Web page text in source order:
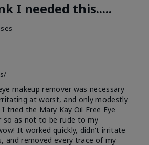
I needed this.....
makeup remover was necessary
at worst, and only modestly
tried the Mary Kay Oil Free Eye
so as not to be rude to my
It worked quickly, didn't irritate
and removed every trace of my